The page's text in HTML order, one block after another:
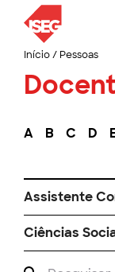
Início/ Pessoas
A B C D
Assistente
Ciências